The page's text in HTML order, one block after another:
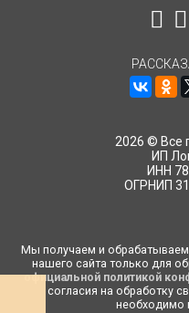
2026 © Все
ИП
ИНН
ОГРНИП
Мы получаем и
нашего сайта только для
официальной политикой
согласия на обработку
необходимо